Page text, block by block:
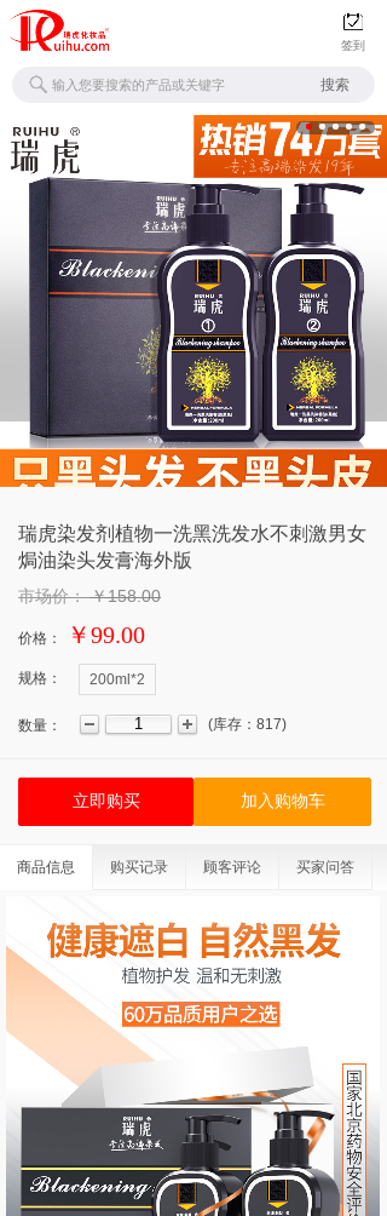
搜索
签到
瑞虎染发剂植物一洗黑洗发水不刺激男女
焗油染头发膏海外版
市场价： ￥158.00
价格： ￥99.00
规格： 200ml*2
数量： (库存： 817)
立即购买 加入购物车
商品信息 购买记录 顾客评论 买家问答